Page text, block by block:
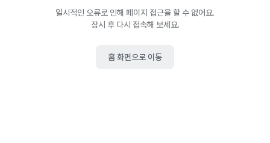
일시적인 오류로 인해 페이지 접근을 할 수 없어요.
잠시 후 다시 접속해 보세요.
홈 화면으로 이동